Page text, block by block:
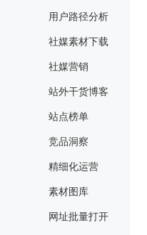
用户路径分析
社媒素材下载
社媒营销
站外干货博客
站点榜单
竞品洞察
精细化运营
素材图库
网址批量打开